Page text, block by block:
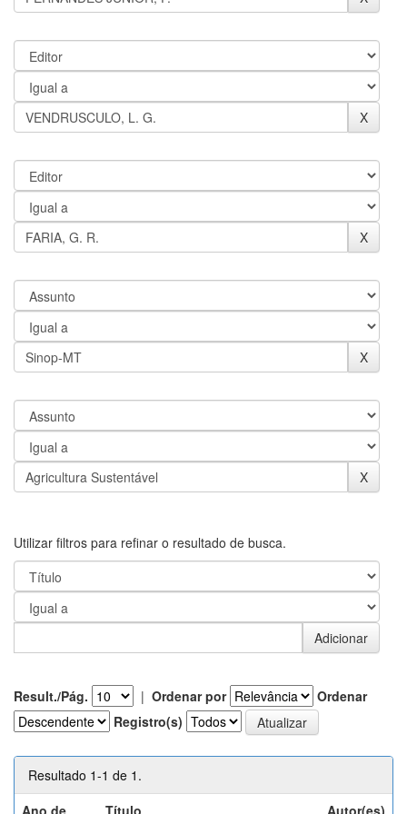
Utilizar filtros para refinar o resultado de busca.
Result./Pág. | Ordenar por
Ordenar
Registro(s)
Resultado 1-1 de 1.
Ano de
Título Autor(es)